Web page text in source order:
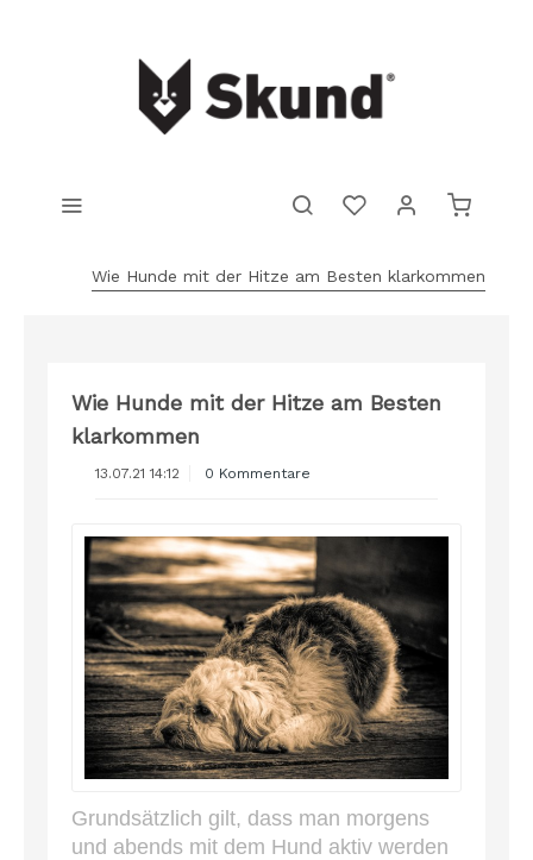
Wie Hunde mit der Hitze am Besten klarkommen
Wie Hunde mit der Hitze am Besten
klarkommen
13.07.21 14:12 0 Kommentare
Grundsätzlich gilt, dass man morgens
und abends mit dem Hund aktiv werden